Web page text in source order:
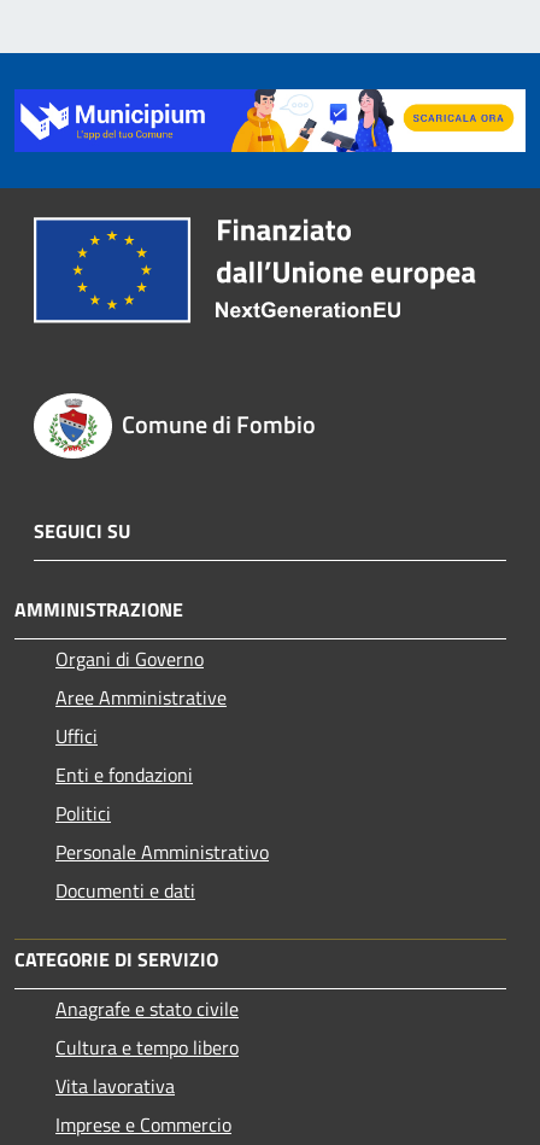
Comune di Fombio
SEGUICI SU
AMMINISTRAZIONE
Organi di Governo
Aree Amministrative
Uffici
Enti e fondazioni
Politici
Personale Amministrativo
Documenti e dati
CATEGORIE DI SERVIZIO
Anagrafe e stato civile
Cultura e tempo libero
Vita lavorativa
Imprese e Commercio